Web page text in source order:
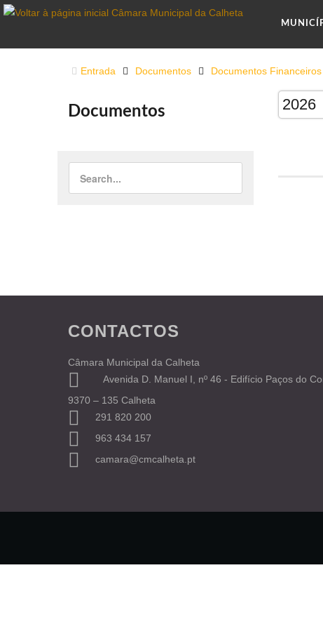
Entrada Documentos Documentos Financeiros
2026
Documentos
CONTACTOS
Câmara Municipal da Calheta
Avenida D. Manuel I, nº 46 - Edifício Paços do
9370 – 135 Calheta
291 820 200
963 434 157
camara@cmcalheta.pt